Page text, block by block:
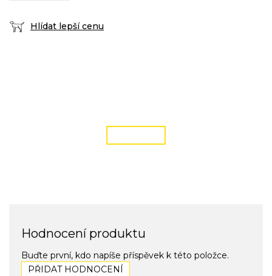
Hlídat lepší cenu
Hodnocení produktu
Buďte první, kdo napíše příspěvek k této položce.
PŘIDAT HODNOCENÍ